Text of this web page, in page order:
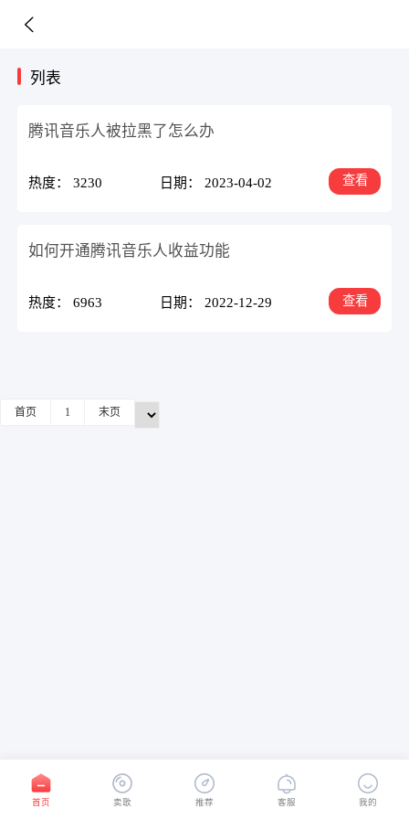
列表
腾讯音乐人被拉黑了怎么办
热度： 3230 日期： 2023-04-02 查看
如何开通腾讯音乐人收益功能
热度： 6963 日期： 2022-12-29 查看
首页 1 末页
首页 卖歌 推荐 客服 我的